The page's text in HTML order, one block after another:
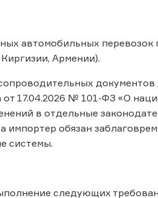
автомобильных перевозок
Армении).
документов
17.04.2026 № 101-ФЗ «О
в отдельные
обязан
системы.
следующих